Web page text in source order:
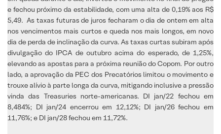
e fechou próximo da estabilidade, com uma alta de 0,19% aos R$
5,49. As taxas futuras de juros fecharam o dia de ontem em alta
nos vencimentos mais curtos e queda nos mais longos, em novo
dia de perda de inclinação da curva. As taxas curtas subiram após
divulgação do IPCA de outubro acima do esperado, de 1,25%,
elevando as apostas para a próxima reunião do Copom. Por outro
lado, a aprovação da PEC dos Precatórios limitou o movimento e
trouxe alívio à parte longa da curva, mitigando inclusive a pressão
vinda das Treasuries norte-americanas. DI jan/22 fechou em
8,484%; DI jan/24 encerrou em 12,12%; DI jan/26 fechou em
11,76%; e DI jan/28 fechou em 11,72%.